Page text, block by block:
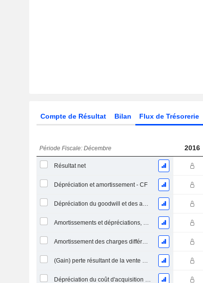
Compte de Résultat Bilan Flux de Trésorerie
Période Fiscale: Décembre 2016
Résultat net
Dépréciation et amortissement - CF
Dépréciation du goodwill et des actifs intangibles
Amortissements et dépréciations, Total
Amortissement des charges différées, Total - (CF)
(Gain) perte résultant de la vente d'un actif
Dépréciation du coût d'acquisition d'actifs et dépenses de restructuration